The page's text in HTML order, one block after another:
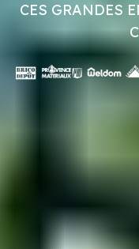
CES GRANDES